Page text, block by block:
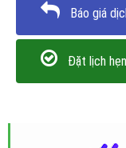
Báo giá
Đặt lịch hẹn